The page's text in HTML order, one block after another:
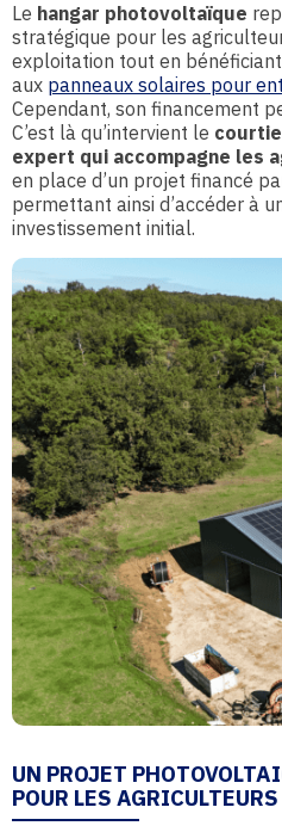
Le hangar photovoltaïque
stratégique pour les
exploitation tout en
aux panneaux solaires pour
Cependant, son financement
C’est là qu’intervient le
expert qui accompagne les
en place d’un projet financé
permettant ainsi d’accéder à
investissement initial.
UN PROJET
POUR LES